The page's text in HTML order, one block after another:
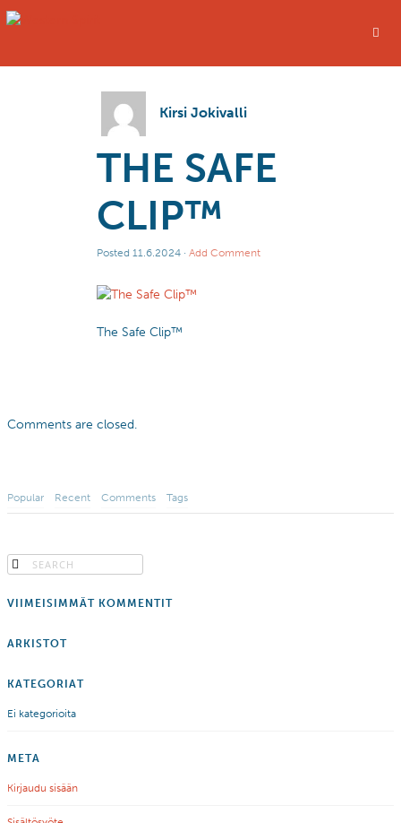
Kirsi Jokivalli
THE SAFE
CLIP™
Posted 11.6.2024 · Add Comment
The Safe Clip™
Comments are closed.
Popular Recent Comments Tags
VIIMEISIMMÄT KOMMENTIT
ARKISTOT
KATEGORIAT
Ei kategorioita
META
Kirjaudu sisään